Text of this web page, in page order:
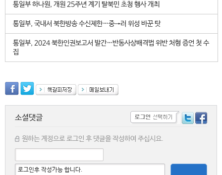
통일부 하나원, 개원 25주년 계기 탈북민 초청 행사 개최
통일부, 국내서 북한방송 수신제한…중→러 위성 바꾼 탓
통일부, 2024 북한인권보고서 발간…반동사상배격법 위반 처형 증언 첫 수
집
소셜댓글
원하는 계정으로 로그인 후 댓글을 작성하여 주십시요.